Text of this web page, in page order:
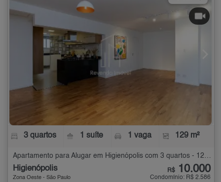
3 quartos 1 suíte 1 vaga 129 m²
Higienópolis
Zona Oeste - São Paulo
R$ 10.000
Condomínio: R$ 2.586